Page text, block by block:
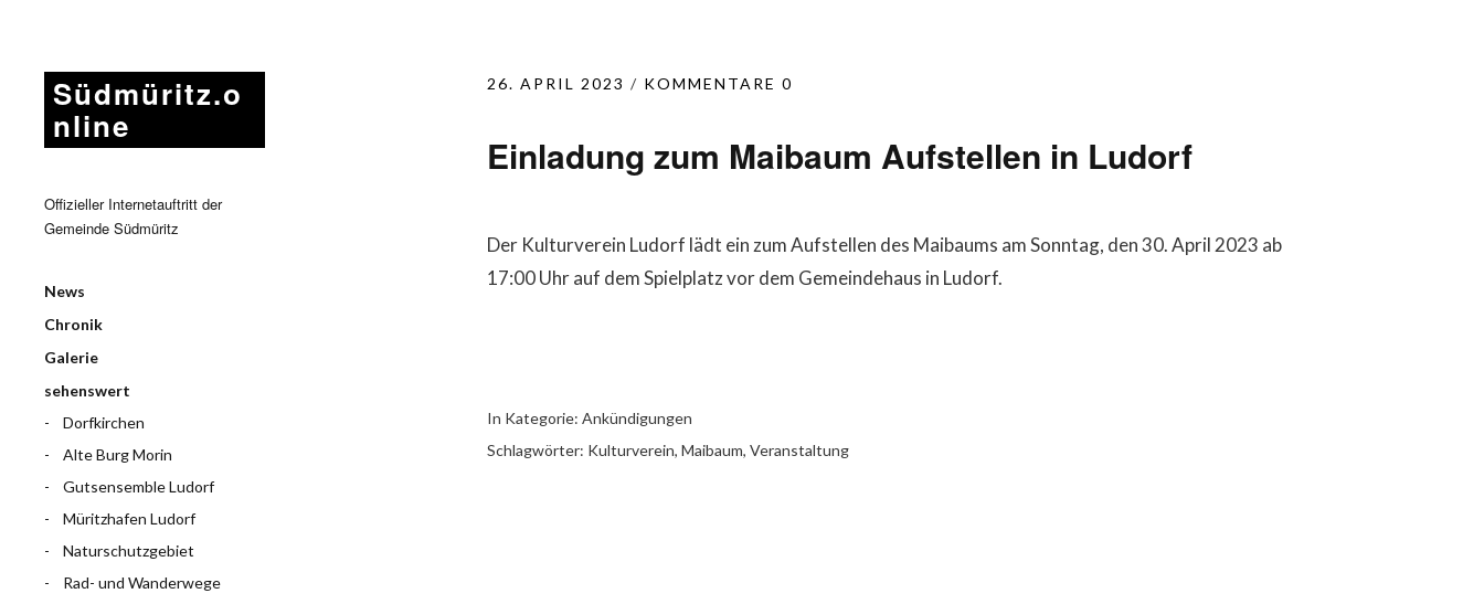
Südmüritz.o
nline
Offizieller Internetauftritt der
Gemeinde Südmüritz
News
Chronik
Galerie
sehenswert
Dorfkirchen
Alte Burg Morin
Gutsensemble Ludorf
Müritzhafen Ludorf
Naturschutzgebiet
Rad- und Wanderwege
26. APRIL 2023 KOMMENTARE 0
Einladung zum Maibaum Aufstellen in Ludorf
Der Kulturverein Ludorf lädt ein zum Aufstellen des Maibaums am Sonntag, den 30. April 2023 ab
17:00 Uhr auf dem Spielplatz vor dem Gemeindehaus in Ludorf.
In Kategorie: Ankündigungen
Schlagwörter: Kulturverein, Maibaum, Veranstaltung